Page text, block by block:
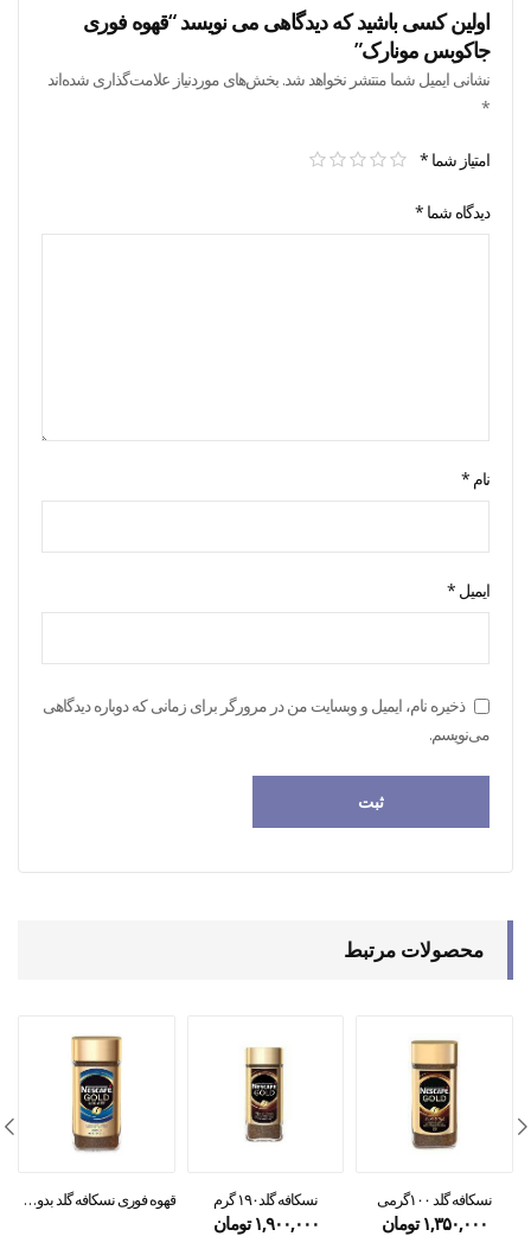
اولین کسی باشید که دیدگاهی می نویسد “قهوه فوری
جاکوبس مونارک”
نشانی ایمیل شما منتشر نخواهد شد. بخش‌های موردنیاز علامت‌گذاری شده‌اند
*
امتیاز شما *
دیدگاه شما *
نام *
ایمیل *
ذخیره نام، ایمیل و وبسایت من در مرورگر برای زمانی که دوباره دیدگاهی
می‌نویسم.
محصولات مرتبط
نسکافه گلد ۱۰۰گرمی
۱,۳۵۰,۰۰۰ تومان
نسکافه گلد۱۹۰ گرم
۱,۹۰۰,۰۰۰ تومان
قهوه فوری نسکافه گلد بدون کافئین ۱۰۰گرمی